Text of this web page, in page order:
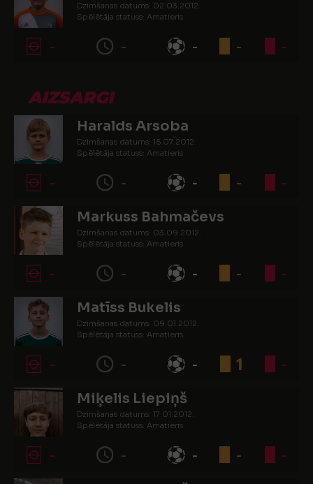
Dzimšanas datums: 02.03.2012.
Spēlētāja statuss: Amatieris
- - - - -
AIZSARGI
Haralds Arsoba
Dzimšanas datums: 15.07.2012.
Spēlētāja statuss: Amatieris
- - - - -
Markuss Bahmačevs
Dzimšanas datums: 03.09.2012.
Spēlētāja statuss: Amatieris
- - - - -
Matīss Bukelis
Dzimšanas datums: 09.01.2012.
Spēlētāja statuss: Amatieris
- - - 1 -
Miķelis Liepiņš
Dzimšanas datums: 17.01.2012.
Spēlētāja statuss: Amatieris
- - - - -